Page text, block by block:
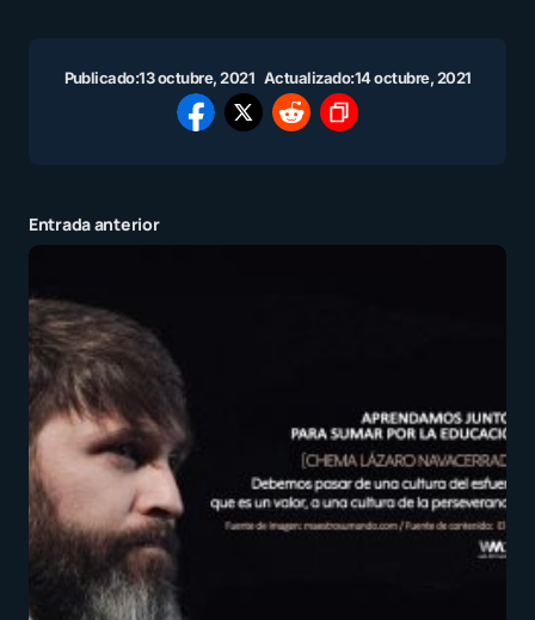
Publicado:13 octubre, 2021 Actualizado:14 octubre, 2021
Entrada anterior